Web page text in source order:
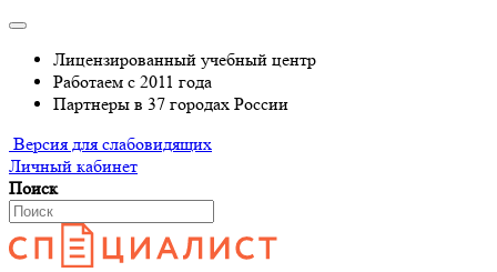
Лицензированный учебный центр
Работаем с 2011 года
Партнеры в 37 городах России
Версия для слабовидящих
Личный кабинет
Поиск